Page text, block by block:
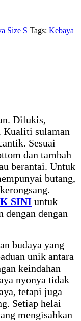
Size S Tags: Kebaya
Dilukis,
Kualiti sulaman
Sesuai
dan tambah
berantai. Untuk
butang,
SINI untuk
dengan dengan
budaya yang
unik antara
keindahan
nyonya tidak
tetapi juga
Setiap helai
mengisahkan